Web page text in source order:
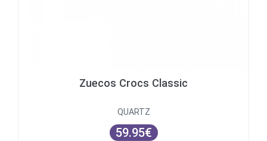
Zuecos Crocs Classic
QUARTZ
59.95€